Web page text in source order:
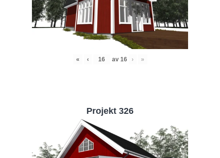
« ‹ av 16 › »
Projekt 326